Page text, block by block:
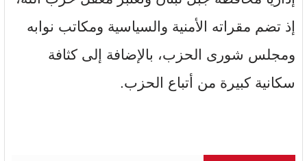
إذ تضم مقراته الأمنية والسياسية ومكاتب نوابه
ومجلس شورى الحزب، بالإضافة إلى كثافة
سكانية كبيرة من أتباع الحزب.